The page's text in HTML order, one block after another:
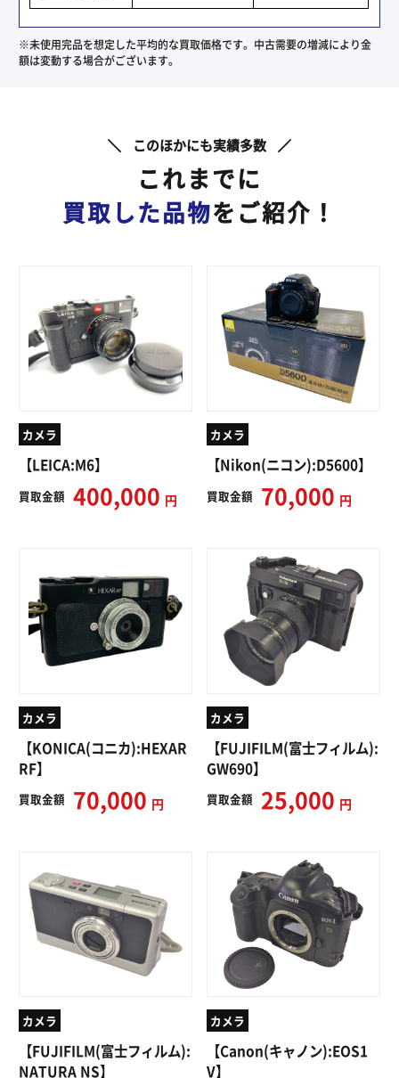
※未使用完品を想定した平均的な買取価格です。中古需要の増減により金
額は変動する場合がございます。
このほかにも実績多数
これまでに
買取した品物をご紹介！
カメラ
【LEICA:M6】
買取金額 400,000 円
カメラ
【Nikon(ニコン):D5600】
買取金額 70,000 円
カメラ
【KONICA(コニカ):HEXAR
RF】
買取金額 70,000 円
カメラ
【FUJIFILM(富士フィルム):
GW690】
買取金額 25,000 円
カメラ
【FUJIFILM(富士フィルム):
NATURA NS】
カメラ
【Canon(キャノン):EOS1
V】